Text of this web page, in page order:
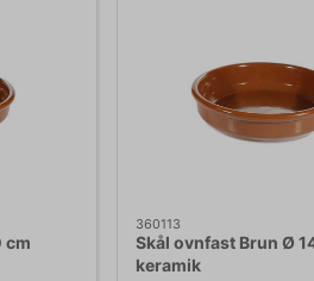
cm
360113
Skål ovnfast Brun Ø
keramik